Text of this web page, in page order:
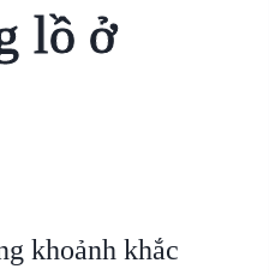
lồ ở
khoảnh khắc